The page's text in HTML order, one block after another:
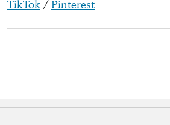
TikTok /Pinterest